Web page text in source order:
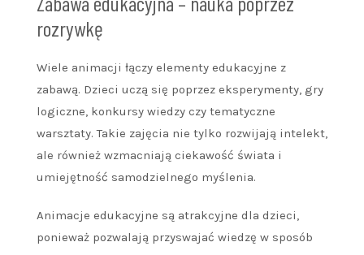
rozrywkę
Wiele animacji łączy elementy edukacyjne z
zabawą. Dzieci uczą się poprzez eksperymenty, gry
logiczne, konkursy wiedzy czy tematyczne
warsztaty. Takie zajęcia nie tylko rozwijają intelekt,
ale również wzmacniają ciekawość świata i
umiejętność samodzielnego myślenia.
Animacje edukacyjne są atrakcyjne dla dzieci,
ponieważ pozwalają przyswajać wiedzę w sposób